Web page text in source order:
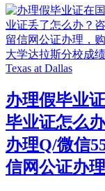
办理假毕业
毕业证怎么
办理Q/微信
信网公证办